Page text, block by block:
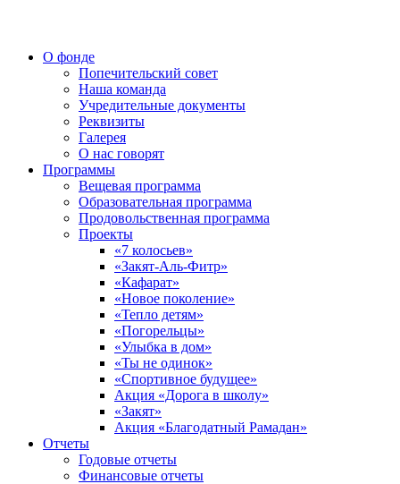
О фонде
Попечительский совет
Наша команда
Учредительные документы
Реквизиты
Галерея
О нас говорят
Программы
Вещевая программа
Образовательная программа
Продовольственная программа
Проекты
«7 колосьев»
«Закят-Аль-Фитр»
«Кафарат»
«Новое поколение»
«Тепло детям»
«Погорельцы»
«Улыбка в дом»
«Ты не одинок»
«Спортивное будущее»
Акция «Дорога в школу»
«Закят»
Акция «Благодатный Рамадан»
Отчеты
Годовые отчеты
Финансовые отчеты